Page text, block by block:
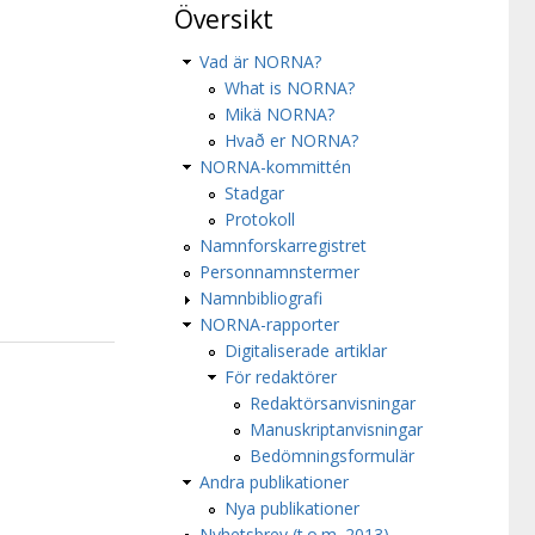
Översikt
Vad är NORNA?
What is NORNA?
Mikä NORNA?
Hvað er NORNA?
NORNA-kommittén
Stadgar
Protokoll
Namnforskarregistret
Personnamnstermer
Namnbibliografi
NORNA-rapporter
Digitaliserade artiklar
För redaktörer
Redaktörsanvisningar
Manuskriptanvisningar
Bedömningsformulär
Andra publikationer
Nya publikationer